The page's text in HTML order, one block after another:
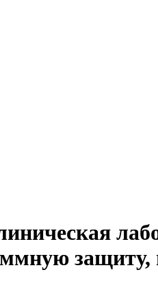
защиту,